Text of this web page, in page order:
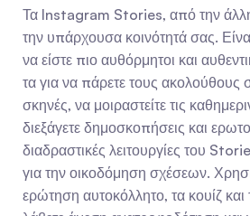
Τα Instagram Stories, από την άλλη
την υπάρχουσα κοινότητά σας.
να είστε πιο αυθόρμητοι και
τα για να πάρετε τους ακολούθους
σκηνές, να μοιραστείτε τις
διεξάγετε δημοσκοπήσεις και
διαδραστικές λειτουργίες του
για την οικοδόμηση σχέσεων.
ερώτηση αυτοκόλλητο, τα κουίζ και